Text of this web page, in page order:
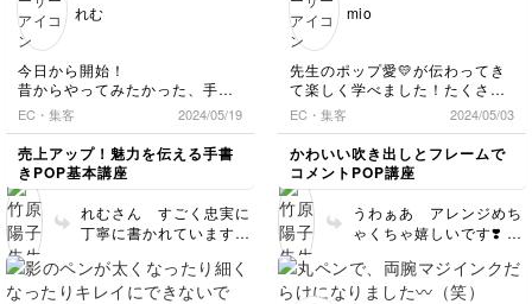
もぜひ拝見させてくださ
習を楽しんでくださいね
れむ
今日から開始！
昔からやってみたかった、手書
きPOP。
楽しいなぁ\( ´˘`)/
バランスが難しい。
沢山書いて慣れなきゃだなぁ！
EC・集客 2024/05/19
売上アップ！魅力を伝える手書
きPOP基本講座
れむさん すごく忠実に
丁寧に書かれています
練習が多いですがたくさ
ん書いているうちにどん
mio
先生のポップ愛💛が伝わってき
て楽しく学べました！たくさん
練習したので、自分でアレンジ
をしてみました！ポップをメッ
セージカードに使ってみようと
思います。ありがとうございま
した。
EC・集客 2024/05/03
かわいい吹き出しとフレームで
コメントPOP講座
うわぁあ アレンジめち
ゃくちゃ嬉しいです❣️ た
が湧き出てる様子が伝わ
りました！こんなふうに